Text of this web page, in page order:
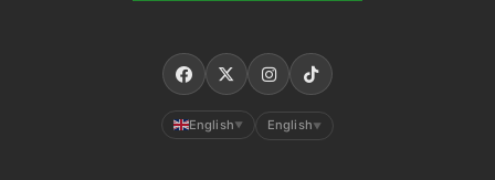
English ▼ English ▼